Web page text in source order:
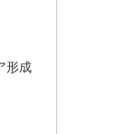
形成